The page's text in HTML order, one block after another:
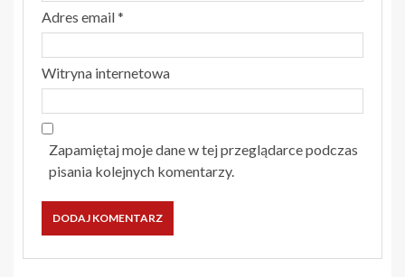
Adres email*
Witryna internetowa
Zapamiętaj moje dane w tej przeglądarce podczas
pisania kolejnych komentarzy.